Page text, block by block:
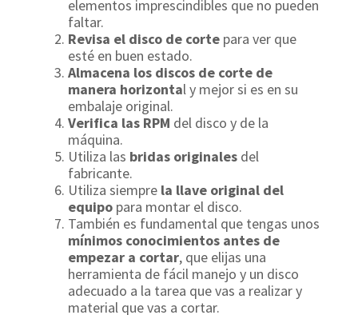
elementos imprescindibles que no pueden
faltar.
Revisa el disco de corte para ver que
esté en buen estado.
Almacena los discos de corte de
manera horizontal y mejor si es en su
embalaje original.
Verifica las RPM del disco y de la
máquina.
Utiliza las bridas originales del
fabricante.
Utiliza siempre la llave original del
equipo para montar el disco.
También es fundamental que tengas unos
mínimos conocimientos antes de
empezar a cortar, que elijas una
herramienta de fácil manejo y un disco
adecuado a la tarea que vas a realizar y
material que vas a cortar.